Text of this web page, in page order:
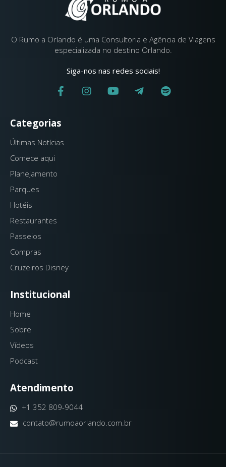
O Rumo a Orlando é uma Consultoria e Agência de Viagens
especializada no destino Orlando.
Siga-nos nas redes sociais!
Categorias
Últimas Notícias
Comece aqui
Planejamento
Parques
Hotéis
Restaurantes
Passeios
Compras
Cruzeiros Disney
Institucional
Home
Sobre
Vídeos
Podcast
Atendimento
+1 352 809-9044
contato@rumoaorlando.com.br